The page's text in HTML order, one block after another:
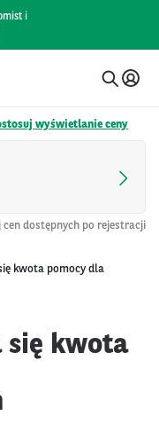
i
wyświetlanie ceny
cen dostępnych po rejestracji
kwota pomocy dla
się kwota